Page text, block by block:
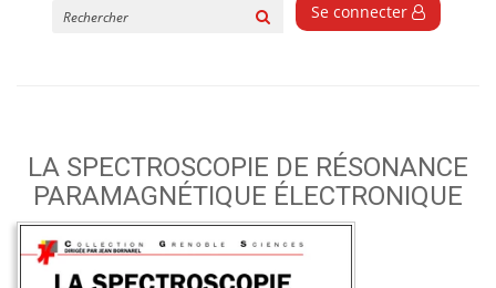
Se connecter
LA SPECTROSCOPIE DE RÉSONANCE
PARAMAGNÉTIQUE ÉLECTRONIQUE